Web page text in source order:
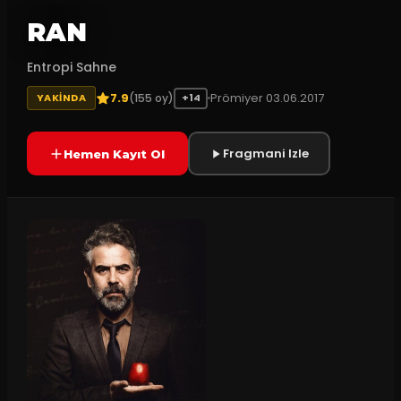
RAN
Entropi Sahne
YAKINDA 7.9(155 oy) +14 Prömiyer 03.06.2017
Hemen Kayıt Ol Fragmani Izle